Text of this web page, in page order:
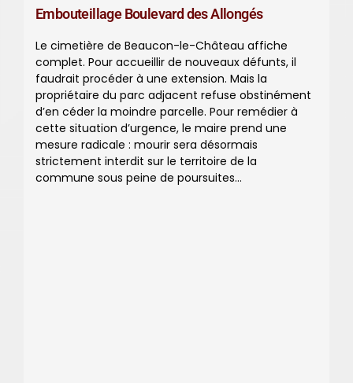
Embouteillage Boulevard des Allongés
Le cimetière de Beaucon-le-Château affiche
complet. Pour accueillir de nouveaux défunts, il
faudrait procéder à une extension. Mais la
propriétaire du parc adjacent refuse obstinément
d’en céder la moindre parcelle. Pour remédier à
cette situation d’urgence, le maire prend une
mesure radicale : mourir sera désormais
strictement interdit sur le territoire de la
commune sous peine de poursuites...